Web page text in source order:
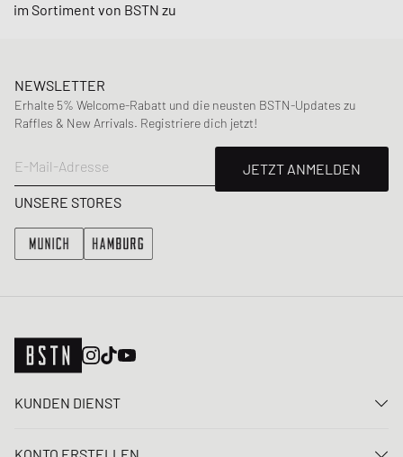
im Sortiment von BSTN zu
NEWSLETTER
Erhalte 5% Welcome-Rabatt und die neusten BSTN-Updates zu
Raffles & New Arrivals. Registriere dich jetzt!
E-Mail-Adresse
JETZT ANMELDEN
UNSERE STORES
KUNDEN DIENST